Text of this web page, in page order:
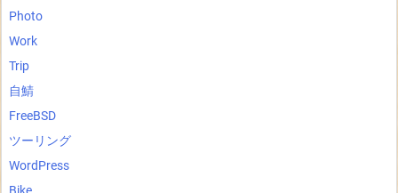
Photo
Work
Trip
自鯖
FreeBSD
ツーリング
WordPress